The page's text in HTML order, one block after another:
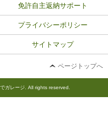
免許自主返納サポート
プライバシーポリシー
サイトマップ
ページトップへ
ガレージ. All rights reserved.